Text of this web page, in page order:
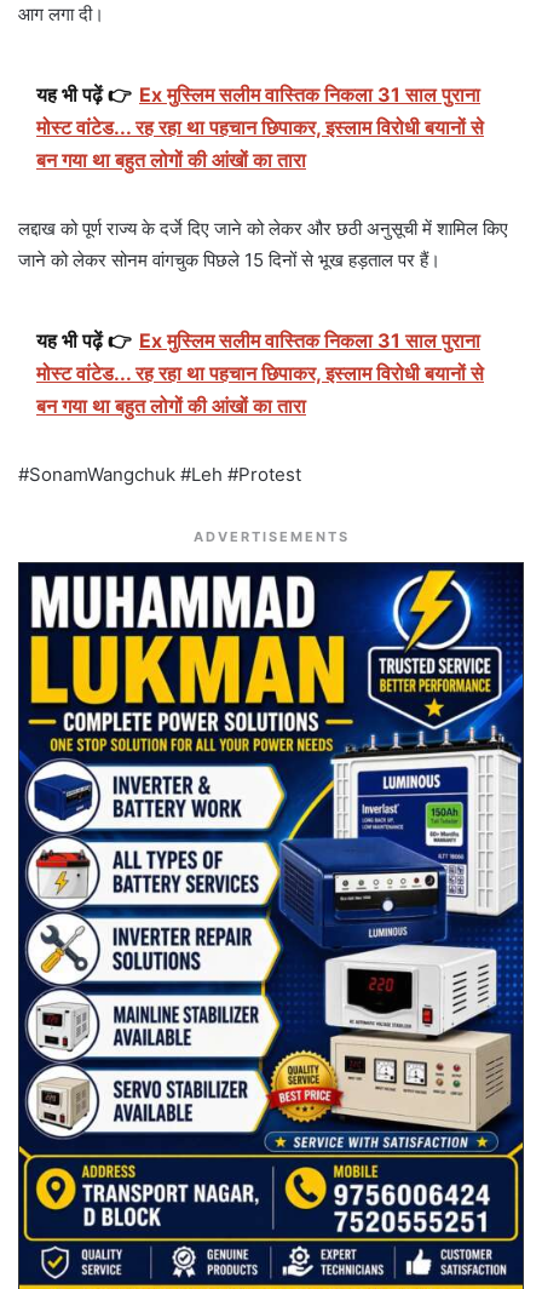
आग लगा दी।
यह भी पढ़ें 👉 Ex मुस्लिम सलीम वास्तिक निकला 31 साल पुराना
मोस्ट वांटेड... रह रहा था पहचान छिपाकर, इस्लाम विरोधी बयानों से
बन गया था बहुत लोगों की आंखों का तारा
लद्दाख को पूर्ण राज्य के दर्जे दिए जाने को लेकर और छठी अनुसूची में शामिल किए
जाने को लेकर सोनम वांगचुक पिछले 15 दिनों से भूख हड़ताल पर हैं।
यह भी पढ़ें 👉 Ex मुस्लिम सलीम वास्तिक निकला 31 साल पुराना
मोस्ट वांटेड... रह रहा था पहचान छिपाकर, इस्लाम विरोधी बयानों से
बन गया था बहुत लोगों की आंखों का तारा
#SonamWangchuk #Leh #Protest
ADVERTISEMENTS